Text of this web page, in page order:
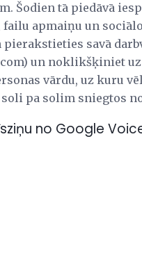
Šodien tā piedāvā
failu apmaiņu un
savā
un noklikšķiniet
vārdu, uz kuru
pa solim sniegtos
no Google